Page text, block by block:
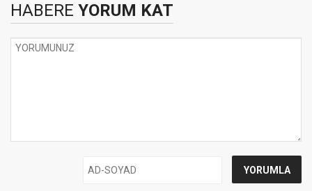
HABERE YORUM KAT